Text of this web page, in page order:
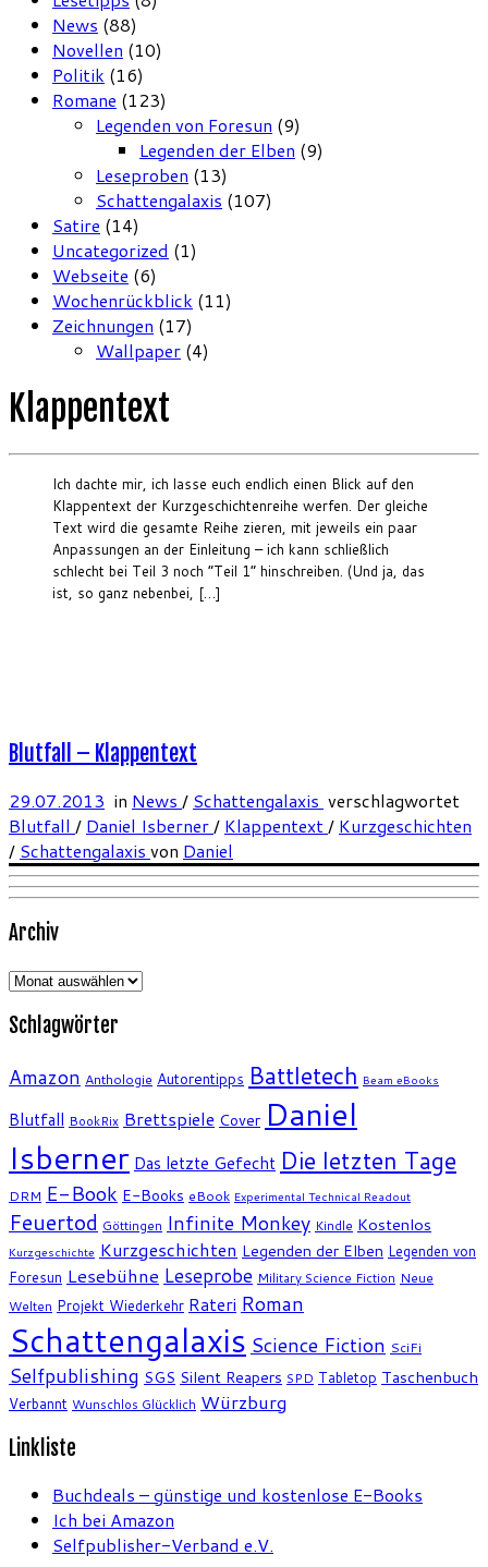
News (88)
Novellen (10)
Politik (16)
Romane (123)
Legenden von Foresun (9)
Legenden der Elben (9)
Leseproben (13)
Schattengalaxis (107)
Satire (14)
Uncategorized (1)
Webseite (6)
Wochenrückblick (11)
Zeichnungen (17)
Wallpaper (4)
Klappentext
Ich dachte mir, ich lasse euch endlich einen Blick auf den
Klappentext der Kurzgeschichtenreihe werfen. Der gleiche
Text wird die gesamte Reihe zieren, mit jeweils ein paar
Anpassungen an der Einleitung – ich kann schließlich
schlecht bei Teil 3 noch “Teil 1” hinschreiben. (Und ja, das
ist, so ganz nebenbei, […]
Blutfall – Klappentext
29.07.2013 in News / Schattengalaxis verschlagwortet
Blutfall / Daniel Isberner/ Klappentext/ Kurzgeschichten
/ Schattengalaxis von Daniel
Archiv
Archiv
Schlagwörter
Amazon Anthologie Autorentipps Battletech Beam eBooks
Blutfall BookRix Brettspiele Cover Daniel
Isberner Das letzte Gefecht Die letzten Tage
DRM E-Book E-Books eBook Experimental Technical Readout
Feuertod Göttingen Infinite Monkey Kindle Kostenlos
Kurzgeschichte Kurzgeschichten Legenden der Elben Legenden von
Foresun Lesebühne Leseprobe Military Science Fiction Neue
Welten Projekt Wiederkehr Rateri Roman
Schattengalaxis Science Fiction SciFi
Selfpublishing SGS Silent Reapers SPD Tabletop Taschenbuch
Verbannt Wunschlos Glücklich Würzburg
Linkliste
Buchdeals – günstige und kostenlose E-Books
Ich bei Amazon
Selfpublisher-Verband e.V.